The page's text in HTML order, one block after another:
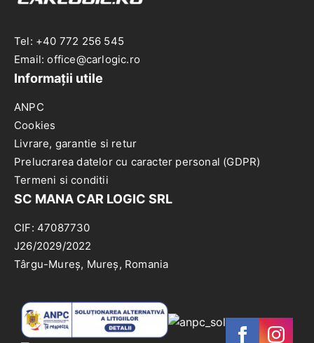
Tel: +40 772 256 545
Email: office@carlogic.ro
Informații utile
ANPC
Cookies
Livrare, garantie si retur
Prelucrarea datelor cu caracter personal (GDPR)
Termeni si conditii
SC MANA CAR LOGIC SRL
CIF: 47087730
J26/2029/2022
Târgu-Mureș, Mureș, Romania